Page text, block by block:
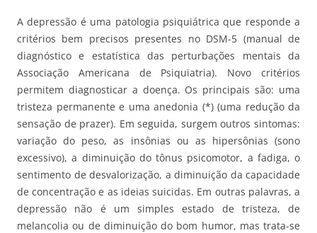
A depressão é uma patologia psiquiátrica que responde a
critérios bem precisos presentes no DSM-5 (manual de
diagnóstico e estatística das perturbações mentais da
Associação Americana de Psiquiatria). Novo critérios
permitem diagnosticar a doença. Os principais são: uma
tristeza permanente e uma anedonia (*) (uma redução da
sensação de prazer). Em seguida, surgem outros sintomas:
variação do peso, as insônias ou as hipersônias (sono
excessivo), a diminuição do tônus psicomotor, a fadiga, o
sentimento de desvalorização, a diminuição da capacidade
de concentração e as ideias suicidas. Em outras palavras, a
depressão não é um simples estado de tristeza, de
melancolia ou de diminuição do bom humor, mas trata-se